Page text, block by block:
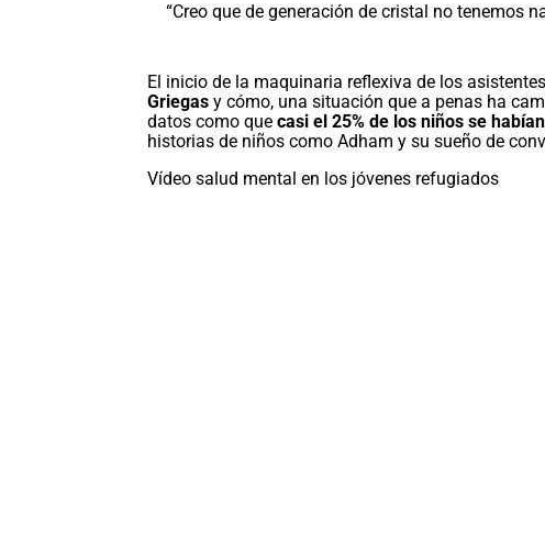
“Creo que de generación de cristal no tenemos
El inicio de la maquinaria reflexiva de los
Griegas y cómo, una situación que a penas ha
datos como quecasi el 25% de los niños se
historias de niños como Adham y su sueño de
Vídeo salud mental en los jóvenes refugiados